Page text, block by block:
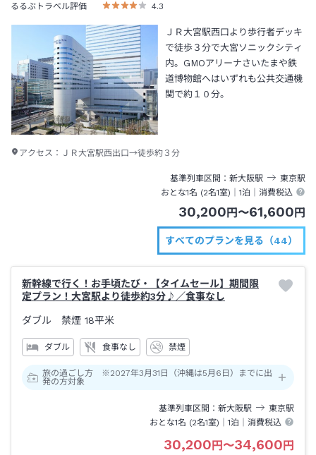
るるぶトラベル評価
4.3
ＪＲ大宮駅西口より歩行者デッキ
で徒歩３分で大宮ソニックシティ
内。GMOアリーナさいたまや鉄
道博物館へはいずれも公共交通機
関で約１０分。
アクセス： ＪＲ大宮駅西出口→徒歩約３分
基準列車区間 新大阪駅 東京駅
おとな1名 (2名1室)｜1泊 ｜消費税込
30,200 円 〜61,600 円
すべてのプランを見る（44）
新幹線で行く！お手頃たび・【タイムセール】期間限
定プラン！大宮駅より徒歩約3分♪／食事なし
ダブル 禁煙 18平米
ダブル 食事なし 禁煙
旅の過ごし方 ※2027年3月31日（沖縄は5月6日）までに出
発の方対象
基準列車区間 新大阪駅 東京駅
おとな1名 (2名1室)｜1泊 ｜消費税込
30,200 円 〜34,600 円